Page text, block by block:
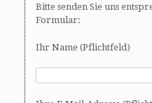
Bitte senden Sie uns
Formular:
Ihr Name (Pflichtfeld)